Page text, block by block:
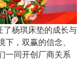
了杨琪床垫的成长与
，双赢的信念、
一同开创厂商关系